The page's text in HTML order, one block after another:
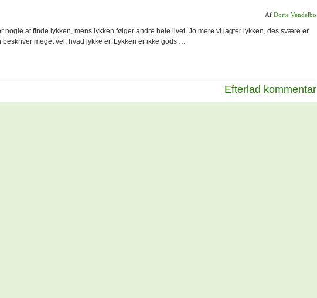
Af Dorte Vendelbo
at finde lykken, mens lykken følger andre hele livet. Jo mere vi jagter lykken, des svære er
meget vel, hvad lykke er. Lykken er ikke gods …
Efterlad kommentar